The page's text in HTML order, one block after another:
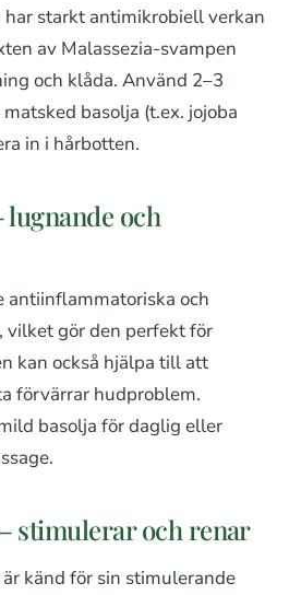
starkt antimikrobiell verkan
av Malassezia-svampen
och klåda. Använd 2–3
basolja (t.ex. jojoba
in i hårbotten.
lugnande och
antiinflammatoriska och
vilket gör den perfekt för
kan också hjälpa till att
förvärrar hudproblem.
basolja för daglig eller
stimulerar och renar
är känd för sin stimulerande